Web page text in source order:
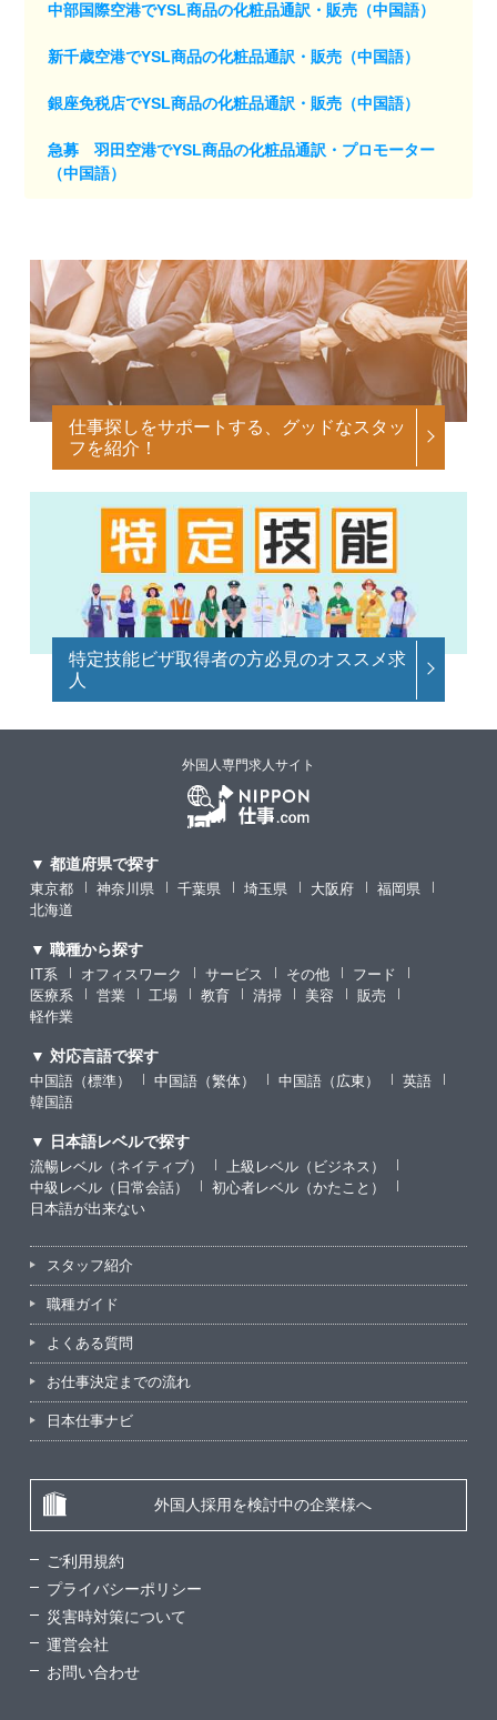
中部国際空港でYSL商品の化粧品通訳・販売（中国語）
新千歳空港でYSL商品の化粧品通訳・販売（中国語）
銀座免税店でYSL商品の化粧品通訳・販売（中国語）
急募 羽田空港でYSL商品の化粧品通訳・プロモーター
（中国語）
仕事探しをサポートする、グッドなスタッ
フを紹介！
特定技能ビザ取得者の方必見のオススメ求
人
外国人専門求人サイト
▼ 都道府県で探す
東京都 神奈川県 千葉県 埼玉県 大阪府
福岡県
北海道
▼ 職種から探す
IT系 オフィスワーク サービス その他
フード
医療系
営業 工場 教育 清掃 美容
販売
軽作業
▼ 対応言語で探す
中国語（標準） 中国語（繁体） 中国語（広東）
英語
韓国語
▼ 日本語レベルで探す
流暢レベル（ネイティブ）
上級レベル（ビジネス）
中級レベル（日常会話）
初心者レベル（かたこと）
日本語が出来ない
スタッフ紹介
職種ガイド
よくある質問
お仕事決定までの流れ
日本仕事ナビ
外国人採用を検討中の企業様へ
ご利用規約
プライバシーポリシー
災害時対策について
運営会社
お問い合わせ